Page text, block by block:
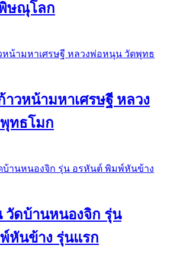
ษณุโลก
วหน้ามหาเศรษฐี หลวง
ทธโมก
วัดบ้านหนองจิก รุ่น
หันข้าง รุ่นแรก